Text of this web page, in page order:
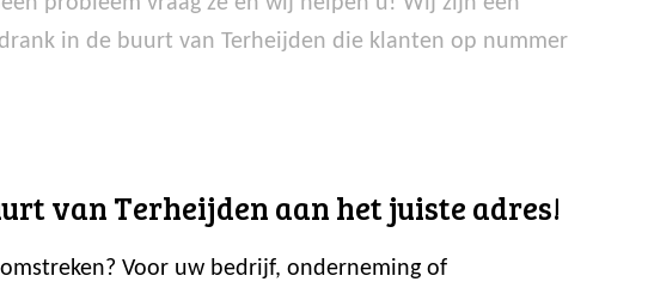
in de buurt van Terheijden die klanten op nummer
van Terheijden aan het juiste adres!
Voor uw bedrijf, onderneming of